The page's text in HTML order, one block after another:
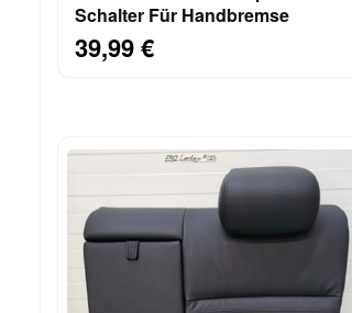
Schalter Für Handbremse
39,99 €